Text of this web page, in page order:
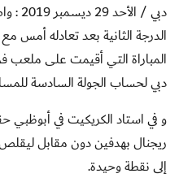
دبي / الأحد 29 ديسمبر 2019 :
الدرجة الثانية بعد تعادله أمس
المباراة التي أقيمت على ملعب
دبي لحساب الجولة السادسة
و في استاد الكريكيت في أبوظبي
ريجنال بهدفين دون مقابل ليقلص
إلى نقطة وحيدة.